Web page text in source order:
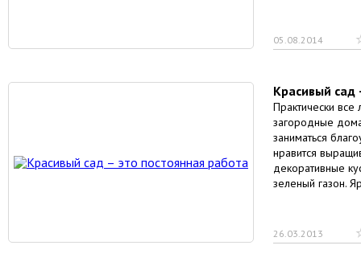
05.08.2014
Красивый сад
Практически
загородные
заниматься
нравится
декоративные
зеленый газон.
26.03.2013